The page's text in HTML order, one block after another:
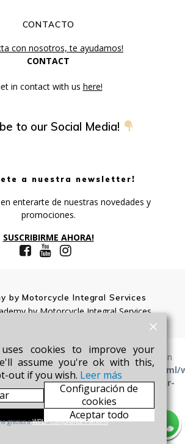
CONTACTO
con nosotros, te ayudamos!
CONTACT
in contact with us here!
to our Social Media!
a nuestra newsletter!
enterarte de nuestras novedades y
promociones.
SUSCRIBIRME AHORA!
by Motorcycle Integral Services
by Motorcycle Integral Services.
array key "HTTP_ACCEPT_LANGUAGE" in
motoiservices.com/public_html/
cookie-consent/public/class-gdpr-
public.phpon line1066
cookies to improve your
assume you're ok with this,
out if you wish. Leer más
Configuración de
cookies
Aceptar todo
gracias aWPLP Compliance Platform